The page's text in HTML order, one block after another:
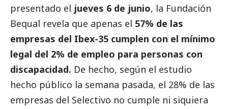
presentado el jueves 6 de junio, la Fundación
Bequal revela que apenas el 57% de las
empresas del Ibex-35 cumplen con el mínimo
legal del 2% de empleo para personas con
discapacidad. De hecho, según el estudio
hecho público la semana pasada, el 28% de las
empresas del Selectivo no cumple ni siquiera